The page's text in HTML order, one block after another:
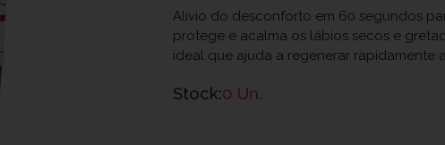
Alívio do desconforto em 60 segundos
protege e acalma os lábios secos e
ideal que ajuda a regenerar rapidamente
Stock:0 Un.